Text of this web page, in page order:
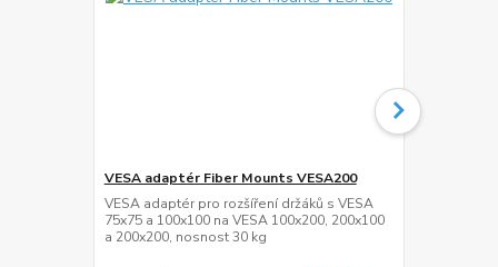
VESA adaptér Fiber Mounts VESA200
VESA adaptér pro rozšíření držáků s VESA
75x75 a 100x100 na VESA 100x200, 200x100
a 200x200, nosnost 30 kg